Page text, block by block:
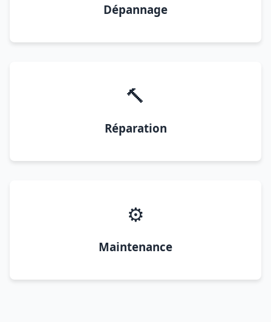
Dépannage
🔨
Réparation
⚙️
Maintenance